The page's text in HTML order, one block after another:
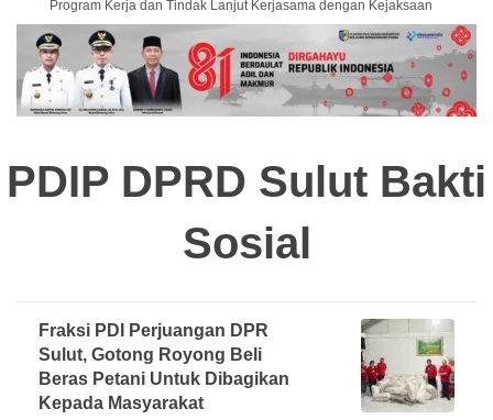
Program Kerja dan Tindak Lanjut Kerjasama dengan Kejaksaan
PDIP DPRD Sulut Bakti
Sosial
Fraksi PDI Perjuangan DPR
Sulut, Gotong Royong Beli
Beras Petani Untuk Dibagikan
Kepada Masyarakat